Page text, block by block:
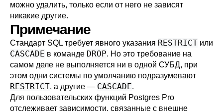
можно удалить, только если от него не зависят
никакие другие.
Примечание
Стандарт SQL требует явного указания RESTRICT или
CASCADE в команде DROP. Но это требование на
самом деле не выполняется ни в одной СУБД, при
этом одни системы по умолчанию подразумевают
RESTRICT, а другие — CASCADE.
Для пользовательских функций Postgres Pro
отслеживает зависимости, связанные с внешне